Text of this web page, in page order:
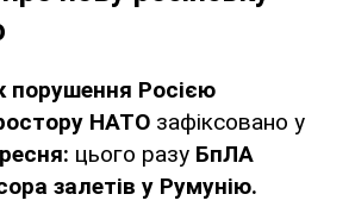
порушення Росією
НАТО зафіксовано у
цього разу БпЛА
залетів у Румунію.